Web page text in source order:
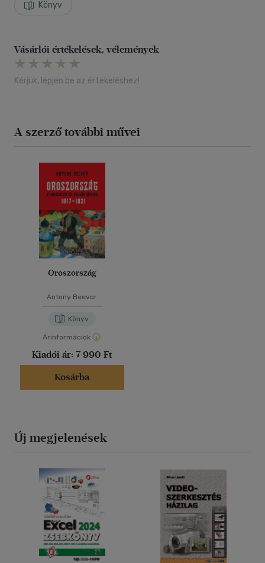
Könyv
Vásárlói értékelések, vélemények
Kérjük, lépjen be az értékeléshez!
A szerző további művei
Oroszország
Antony Beevor
Könyv
Árinformációk
Kiadói ár: 7 990 Ft
Kosárba
Új megjelenések